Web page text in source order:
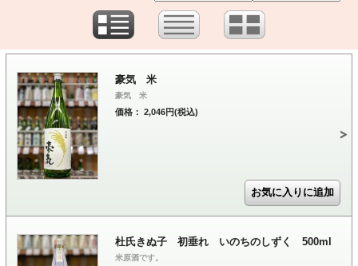
豪気 米
豪気 米
価格： 2,046円(税込)
杜氏きぬ子 初垂れ いのちのしずく 500ml
米原酒です。